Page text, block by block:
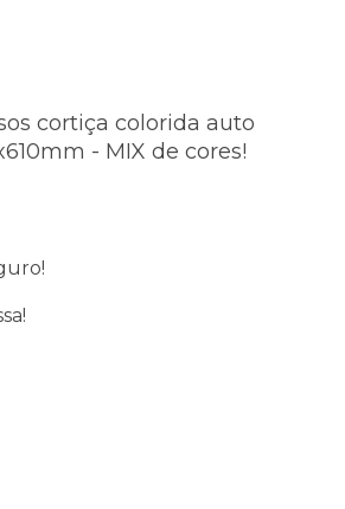
cortiça colorida auto
- MIX de cores!